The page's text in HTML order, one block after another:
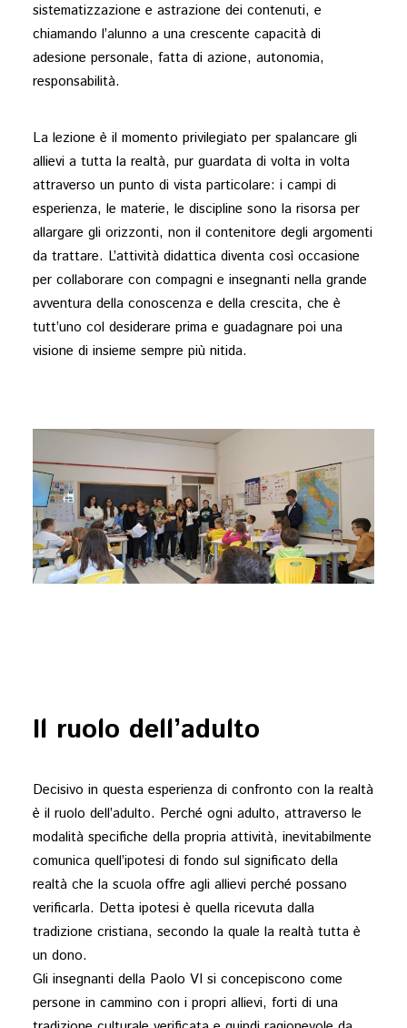
sistematizzazione e astrazione dei contenuti, e
chiamando l’alunno a una crescente capacità di
adesione personale, fatta di azione, autonomia,
responsabilità.
La lezione è il momento privilegiato per spalancare gli
allievi a tutta la realtà, pur guardata di volta in volta
attraverso un punto di vista particolare: i campi di
esperienza, le materie, le discipline sono la risorsa per
allargare gli orizzonti, non il contenitore degli argomenti
da trattare. L’attività didattica diventa così occasione
per collaborare con compagni e insegnanti nella grande
avventura della conoscenza e della crescita, che è
tutt’uno col desiderare prima e guadagnare poi una
visione di insieme sempre più nitida.
Il ruolo dell’adulto
Decisivo in questa esperienza di confronto con la realtà
è il ruolo dell’adulto. Perché ogni adulto, attraverso le
modalità specifiche della propria attività, inevitabilmente
comunica quell’ipotesi di fondo sul significato della
realtà che la scuola offre agli allievi perché possano
verificarla. Detta ipotesi è quella ricevuta dalla
tradizione cristiana, secondo la quale la realtà tutta è
un dono.
Gli insegnanti della Paolo VI si concepiscono come
persone in cammino con i propri allievi, forti di una